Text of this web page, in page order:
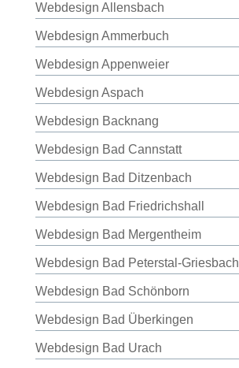
Webdesign Allensbach
Webdesign Ammerbuch
Webdesign Appenweier
Webdesign Aspach
Webdesign Backnang
Webdesign Bad Cannstatt
Webdesign Bad Ditzenbach
Webdesign Bad Friedrichshall
Webdesign Bad Mergentheim
Webdesign Bad Peterstal-Griesbach
Webdesign Bad Schönborn
Webdesign Bad Überkingen
Webdesign Bad Urach